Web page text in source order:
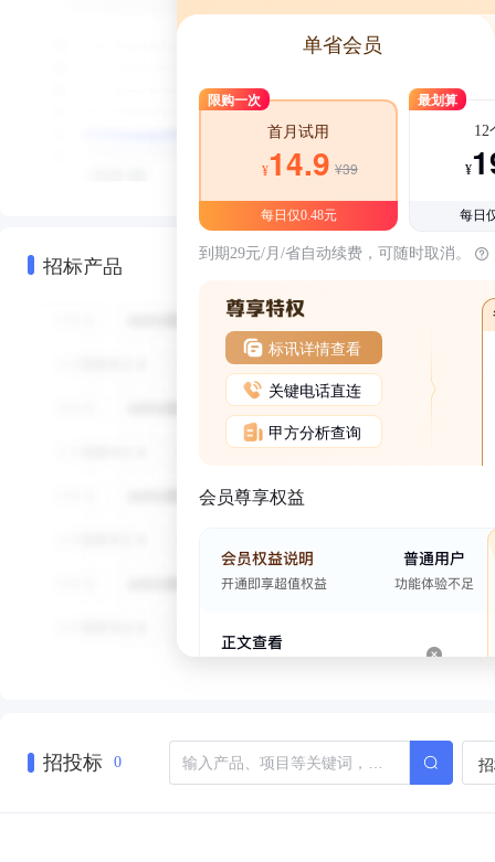
招标产品
单省会员
限购一次
首月试用
¥14.9 ¥39
每日仅0.48元
最划算
12
¥
每日
到期29元/月/省自动续费，可随时取消。
标讯详情查看
关键电话直连
甲方分析查询
会员尊享权益
招投标 0